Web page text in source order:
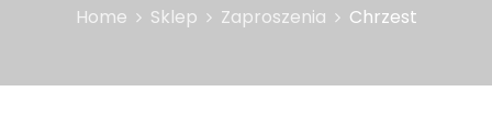
Home Sklep Zaproszenia Chrzest